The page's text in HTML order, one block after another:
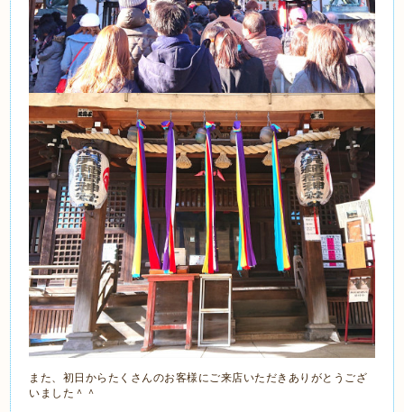
また、初日からたくさんのお客様にご来店いただきありがとうござ
いました＾＾